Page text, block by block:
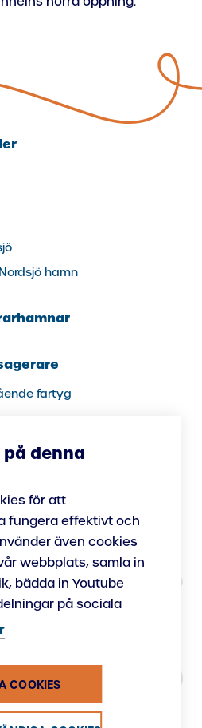
hamn
fartyg
för parkering
fartyg
denna
för att
fungera effektivt och
även cookies
webbplats, samla in
bädda in Youtube
på sociala
COOKIES